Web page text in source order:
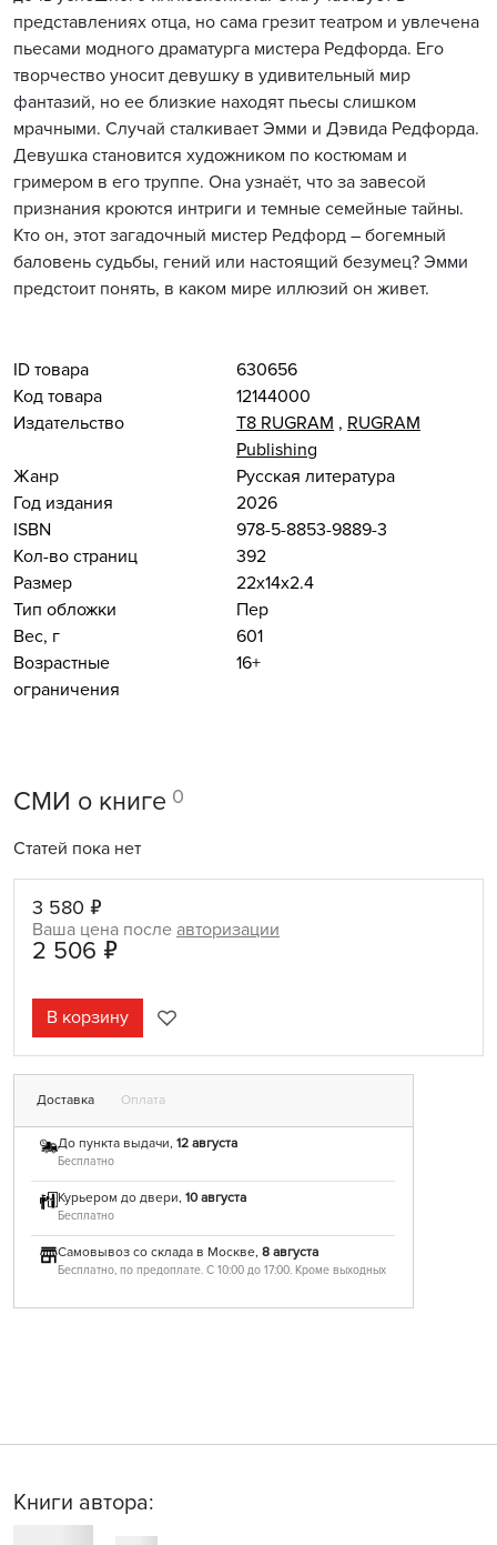
представлениях отца, но сама грезит театром и увлечена
пьесами модного драматурга мистера Редфорда. Его
творчество уносит девушку в удивительный мир
фантазий, но ее близкие находят пьесы слишком
мрачными. Случай сталкивает Эмми и Дэвида Редфорда.
Девушка становится художником по костюмам и
гримером в его труппе. Она узнаёт, что за завесой
признания кроются интриги и темные семейные тайны.
Кто он, этот загадочный мистер Редфорд – богемный
баловень судьбы, гений или настоящий безумец? Эмми
предстоит понять, в каком мире иллюзий он живет.
ID товара
630656
Код товара
12144000
Издательство
Т8 RUGRAM , RUGRAM
Publishing
Жанр
Русская литература
Год издания
2026
ISBN
978-5-8853-9889-3
Кол-во страниц
392
Размер
22x14x2.4
Тип обложки
Пер
Вес, г
601
Возрастные
ограничения
16+
СМИ о книге 0
Статей пока нет
3 580 ₽
Ваша цена после авторизации
2 506 ₽
В корзину
Доставка Оплата
До пункта выдачи, 12 августа
Бесплатно
Курьером до двери, 10 августа
Бесплатно
Самовывоз со склада в Москве, 8 августа
Бесплатно, по предоплате. С 10:00 до 17:00. Кроме выходных
Книги автора: